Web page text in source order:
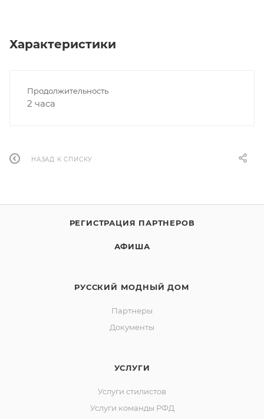
Характеристики
Продолжительность
2 часа
НАЗАД К СПИСКУ
РЕГИСТРАЦИЯ ПАРТНЕРОВ
АФИША
РУССКИЙ МОДНЫЙ ДОМ
Партнеры
Документы
УСЛУГИ
Услуги стилистов
Услуги команды РФД